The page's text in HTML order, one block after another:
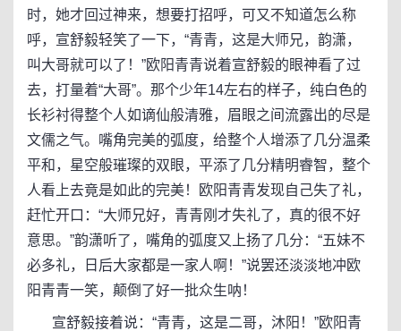
时，她才回过神来，想要打招呼，可又不知道怎么称
呼，宣舒毅轻笑了一下，“青青，这是大师兄，韵潇，
叫大哥就可以了！”欧阳青青说着宣舒毅的眼神看了过
去，打量着“大哥”。那个少年14左右的样子，纯白色的
长衫衬得整个人如谪仙般清雅，眉眼之间流露出的尽是
文儒之气。嘴角完美的弧度，给整个人增添了几分温柔
平和，星空般璀璨的双眼，平添了几分精明睿智，整个
人看上去竟是如此的完美！欧阳青青发现自己失了礼，
赶忙开口：“大师兄好，青青刚才失礼了，真的很不好
意思。”韵潇听了，嘴角的弧度又上扬了几分：“五妹不
必多礼，日后大家都是一家人啊！”说罢还淡淡地冲欧
阳青青一笑，颠倒了好一批众生呐！
宣舒毅接着说：“青青，这是二哥，沐阳！”欧阳青